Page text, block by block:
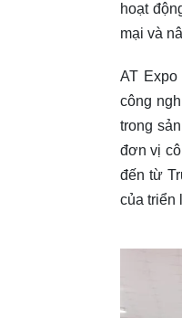
hoạt
mại và
AT
công
trong
đơn vị
đến từ
của triển